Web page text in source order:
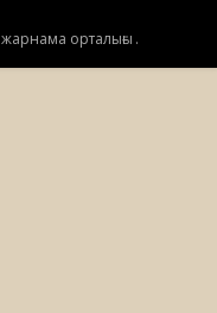
орталығы .